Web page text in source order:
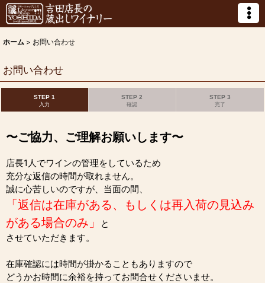
ホーム > お問い合わせ
お問い合わせ
STEP 1
入力
STEP 2
確認
STEP 3
完了
〜ご協力、ご理解お願いします〜
店長1人でワインの管理をしているため
充分な返信の時間が取れません。
誠に心苦しいのですが、当面の間、
「返信は在庫がある、もしくは再入荷の見込み
がある場合のみ」
と
させていただきます。
在庫確認には時間が掛かることもありますので
どうかお時間に余裕を持ってお問合せくださいませ。